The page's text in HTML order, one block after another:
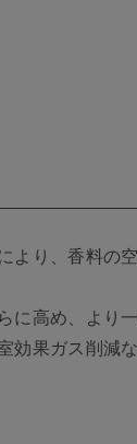
より、香料の
に高め、より
効果ガス削減